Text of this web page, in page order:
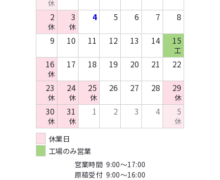
資料請求
休
2
休
3
休
4 5 6 7
8
9
10 11 12 13 14 15
工
16
休
17 18 19 20 21
22
23
休
24
休
25
休
26 27 28 29
休
30
休
31
休
1 2 3 4 5
休
休業日
工場のみ営業
営業時間 9:00～17:00
原稿受付 9:00～16:00